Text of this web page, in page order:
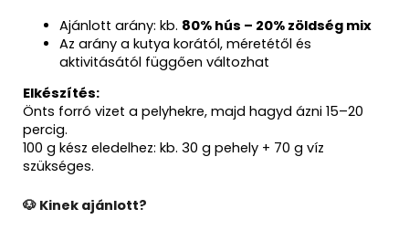
Ajánlott arány: kb. 80% hús – 20% zöldség mix
Az arány a kutya korától, méretétől és
aktivitásától függően változhat
Elkészítés:
Önts forró vizet a pelyhekre, majd hagyd ázni 15–20
percig.
100 g kész eledelhez: kb. 30 g pehely + 70 g víz
szükséges.
🐶 Kinek ajánlott?